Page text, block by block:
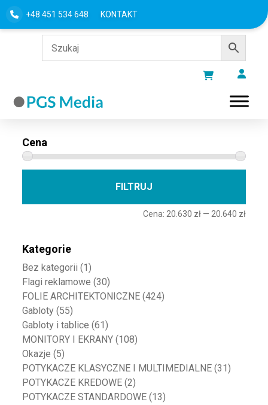
+48 451 534 648 KONTAKT
Filtru według
Cena
FILTRUJ
Cena: 20.630 zł— 20.640 zł
Kategorie
Bez kategorii (1)
Flagi reklamowe (30)
FOLIE ARCHITEKTONICZNE (424)
Gabloty (55)
Gabloty i tablice (61)
MONITORY I EKRANY (108)
Okazje (5)
POTYKACZE KLASYCZNE I MULTIMEDIALNE (31)
POTYKACZE KREDOWE (2)
POTYKACZE STANDARDOWE (13)